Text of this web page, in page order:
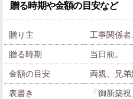
贈る時期や金額の目安など
贈り主 工事関係
贈る時期 当日前。
金額の目安 両親、兄
表書き 「御新築